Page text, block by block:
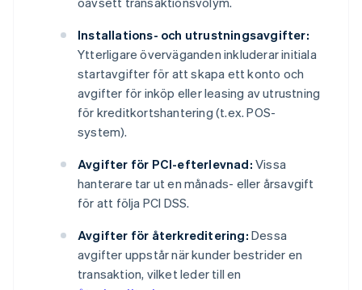
Installations- och utrustningsavgifter:
Ytterligare överväganden inkluderar initiala
startavgifter för att skapa ett konto och
avgifter för inköp eller leasing av utrustning
för kreditkortshantering (t.ex. POS-
system).
Avgifter för PCI-efterlevnad: Vissa
hanterare tar ut en månads- eller årsavgift
för att följa PCI DSS.
Avgifter för återkreditering: Dessa
avgifter uppstår när kunder bestrider en
transaktion, vilket leder till en